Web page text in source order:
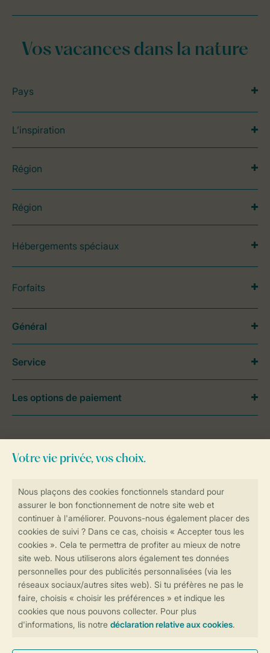
Réservations en ligne rapides et sécurisées
Transmission sécurisée des données
Paiement sécurisé
Vos vacances dans la nature
Pays
L’inspiration
Région
Région
Hébergements spéciaux
Forfaits
contactez notreContact Center.
Général
Service
Les options de paiement